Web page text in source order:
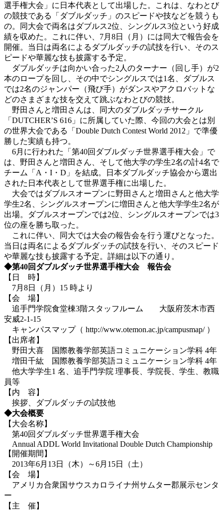
選手権大会」に日本代表として出場した。これは、なわとび
の競技である「ダブルダッチ」のスピードや技などを競うも
の。同大会で両名はダブルス2位、シングルス3位という好成
績を収めた。これに伴い、7月8日（月）には同大で報告会を
開催。当日は両名によるダブルダッチの試技を行い、そのス
ピードや華麗な技も披露する予定。
ダブルダッチは向かい合った2人のターナー（回し手）が2
本のロープを回し、その中でシングルスでは1名、ダブルス
では2名のジャンパー（飛び手）がダンスやアクロバットな
どのさまざまな技を交えて跳ぶなわとびの競技。
野田さんと増田さんは、同大のダブルダッチサークル
「DUTCHER’S 616」に所属していた際、今回の大会とは別
の世界大会である「Double Dutch Contest World 2012」で準優
勝した実績も持つ。
6月に行われた「第40回ダブルダッチ世界選手権大会」で
は、野田さんと増田さん、そして他大学の学生2名の計4名で
チーム「A・I・D」を結成。日本ダブルダッチ協会から選出
された日本代表として世界選手権に出場した。
大会ではダブルスオープンに野田さんと増田さんと他大学
学生2名、シングルスオープンに増田さんと他大学学生2名が
出場。ダブルスオープンでは2位、シングルスオープンでは3
位の座を勝ち取った。
これに伴い、同大では大会の報告会を行う運びとなった。
当日は両名によるダブルダッチの試技を行い、そのスピード
や華麗な技も披露する予定。詳細は以下の通り。
◆第40回ダブルダッチ世界選手権大会 報告会
【日 時】
7月8日（月）15 時より
【会 場】
追手門学院食堂棟3階スタッフルーム 大阪府茨木市西
安威2-1-15
キャンパスマップ（ http://www.otemon.ac.jp/campusmap/ ）
【出席者】
野田大喜 国際教養学部英語コミュニケーション学科 4年
増田千紘 国際教養学部英語コミュニケーション学科 4年
他大学学生1 名、追手門学院 理事長、学院長、学生、教職
員等
【内 容】
挨拶、ダブルダッチの試技他
◆大会概要
【大会名称】
第40回ダブルダッチ世界選手権大会
Annual ADDL World Invitational Double Dutch Championship
【開催期間】
2013年6月13日（木）～6月15日（土）
【会 場】
アメリカ合衆国サウスカロライナ州サムター郡展示センタ
ー
【主 催】